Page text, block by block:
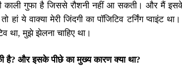
काली गुफा है जिससे रौशनी नहीं आ सकती। और मैं
तो हां ये वाक्या मेरी जिंदगी का पॉजिटिव टर्निंग
था, मुझे झेलना चाहिए था।
है? और इसके पीछे का मुख्य कारण क्या था?